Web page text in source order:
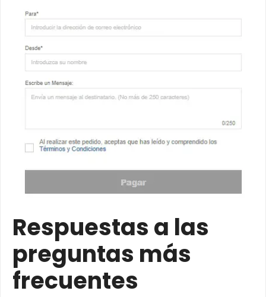
Respuestas a las
preguntas más
frecuentes